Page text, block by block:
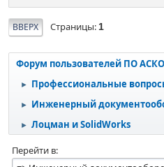
ВВЕРХ Страницы 1
Форум пользователей ПО
► Профессиональные
► Инженерный
► Лоцман и SolidWorks
Перейти в